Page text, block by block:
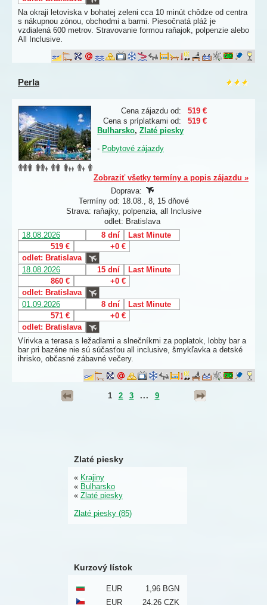
Na okraji letoviska v bohatej zeleni cca 10 minút chôdze od centra
s nákupnou zónou, obchodmi a barmi. Piesočnatá pláž je
vzdialená 600 metrov. Stravovanie formou raňajok, polpenzie alebo
All Inclusive.
Perla
Cena zájazdu od:
519 €
Cena s príplatkami od:
519 €
Bulharsko, Zlaté piesky
- Pobytové zájazdy
Zobraziť všetky termíny a popis zájazdu »
Doprava:
Termíny od: 18.08., 8, 15 dňové
Strava: raňajky, polpenzia, all Inclusive
odlet: Bratislava
18.08.2026
8 dní
Last Minute
519 €
+0 €
odlet: Bratislava
18.08.2026
15 dní
Last Minute
860 €
+0 €
odlet: Bratislava
01.09.2026
8 dní
Last Minute
571 €
+0 €
odlet: Bratislava
Vírivka a terasa s ležadlami a slnečníkmi za poplatok, lobby bar a
bar pri bazéne nie sú súčasťou all inclusive, šmykľavka a detské
ihrisko, občasné zábavné večery.
1 2 3 ... 9
Zlaté piesky
« Krajiny
« Bulharsko
« Zlaté piesky
Zlaté piesky (85)
Kurzový lístok
EUR
1,96 BGN
EUR
24,26 CZK